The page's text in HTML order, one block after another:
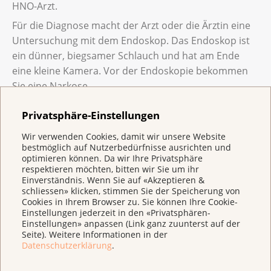
Privatsphäre-Einstellungen
Wir verwenden Cookies, damit wir unsere Website
bestmöglich auf Nutzerbedürfnisse ausrichten und
optimieren können. Da wir Ihre Privatsphäre
respektieren möchten, bitten wir Sie um ihr
Einverständnis. Wenn Sie auf «Akzeptieren &
schliessen» klicken, stimmen Sie der Speicherung von
Cookies in Ihrem Browser zu. Sie können Ihre Cookie-
Einstellungen jederzeit in den «Privatsphären-
Einstellungen» anpassen (Link ganz zuunterst auf der
Seite). Weitere Informationen in der
Datenschutzerklärung.
HNO-Arzt.
Für die Diagnose macht der Arzt oder die Ärztin eine
Untersuchung mit dem Endoskop. Das Endoskop ist
ein dünner, biegsamer Schlauch und hat am Ende
eine kleine Kamera. Vor der Endoskopie bekommen
Sie eine Narkose.
Kehlkopf und die Luftröhre. Verdächtige Stellen
untersucht er genauer mit einer Lupe. Vielleicht
entnimmt der Arzt Gewebeproben, die er im Labor
untersuchen lässt.
Um den Halsbereich zu untersuchen, macht er
zusätzlich einen Ultraschall oder eine Computer-
Tomografie (CT).